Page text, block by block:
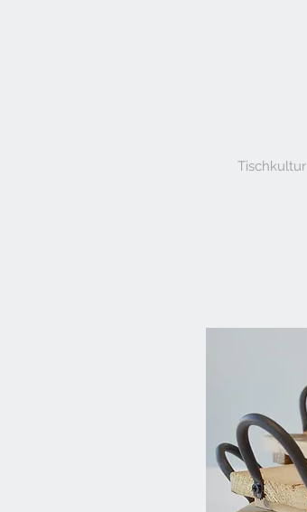
Tischkultur